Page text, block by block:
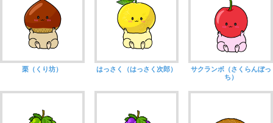
栗（くり坊） はっさく（はっさく次郎）
サクランボ（さくらんぼっ
ち）